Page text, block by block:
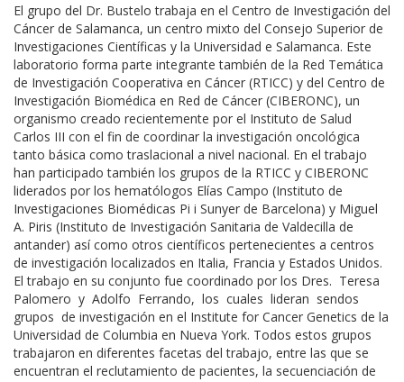
El grupo del Dr. Bustelo trabaja en el Centro de Investigación del
Cáncer de Salamanca, un centro mixto del Consejo Superior de
Investigaciones Científicas y la Universidad e Salamanca. Este
laboratorio forma parte integrante también de la Red Temática
de Investigación Cooperativa en Cáncer (RTICC) y del Centro de
Investigación Biomédica en Red de Cáncer (CIBERONC), un
organismo creado recientemente por el Instituto de Salud
Carlos III con el fin de coordinar la investigación oncológica
tanto básica como traslacional a nivel nacional. En el trabajo
han participado también los grupos de la RTICC y CIBERONC
liderados por los hematólogos Elías Campo (Instituto de
Investigaciones Biomédicas Pi i Sunyer de Barcelona) y Miguel
A. Piris (Instituto de Investigación Sanitaria de Valdecilla de
antander) así como otros científicos pertenecientes a centros
de investigación localizados en Italia, Francia y Estados Unidos.
El trabajo en su conjunto fue coordinado por los Dres. Teresa
Palomero y Adolfo Ferrando, los cuales lideran sendos
grupos de investigación en el Institute for Cancer Genetics de la
Universidad de Columbia en Nueva York. Todos estos grupos
trabajaron en diferentes facetas del trabajo, entre las que se
encuentran el reclutamiento de pacientes, la secuenciación de